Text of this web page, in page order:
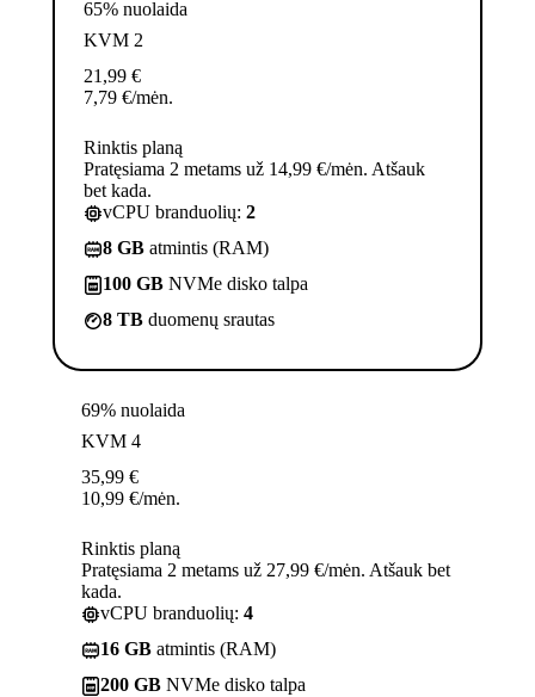
65% nuolaida
KVM 2
21,99 €
7,79 €/mėn.
Rinktis planą
Pratęsiama 2 metams už 14,99 €/mėn. Atšauk
bet kada.
vCPU branduolių: 2
8 GB atmintis (RAM)
100 GB NVMe disko talpa
8 TB duomenų srautas
69% nuolaida
KVM 4
35,99 €
10,99 €/mėn.
Rinktis planą
Pratęsiama 2 metams už 27,99 €/mėn. Atšauk bet
kada.
vCPU branduolių: 4
16 GB atmintis (RAM)
200 GB NVMe disko talpa